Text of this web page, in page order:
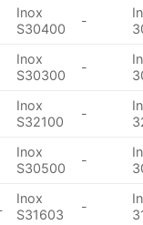
Inox
S30400
-
Inox
S30300
-
Inox
S32100
-
Inox
S30500
-
Inox
S31603
-